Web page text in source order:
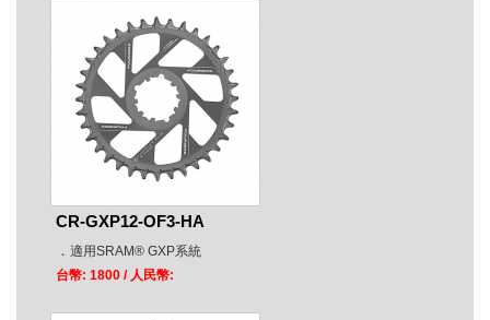
CR-GXP12-OF3-HA
． 適用SRAM® GXP系統
台幣: 1800 / 人民幣: